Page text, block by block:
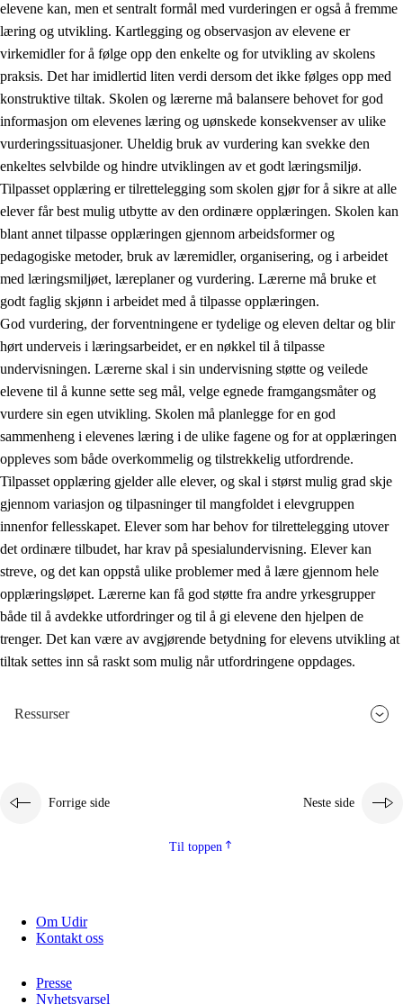
elevene kan, men et sentralt formål med vurderingen er også å fremme
læring og utvikling. Kartlegging og observasjon av elevene er
virkemidler for å følge opp den enkelte og for utvikling av skolens
praksis. Det har imidlertid liten verdi dersom det ikke følges opp med
konstruktive tiltak. Skolen og lærerne må balansere behovet for god
informasjon om elevenes læring og uønskede konsekvenser av ulike
vurderingssituasjoner. Uheldig bruk av vurdering kan svekke den
enkeltes selvbilde og hindre utviklingen av et godt læringsmiljø.
Tilpasset opplæring er tilrettelegging som skolen gjør for å sikre at alle
elever får best mulig utbytte av den ordinære opplæringen. Skolen kan
blant annet tilpasse opplæringen gjennom arbeidsformer og
pedagogiske metoder, bruk av læremidler, organisering, og i arbeidet
med læringsmiljøet, læreplaner og vurdering. Lærerne må bruke et
godt faglig skjønn i arbeidet med å tilpasse opplæringen.
God vurdering, der forventningene er tydelige og eleven deltar og blir
hørt underveis i læringsarbeidet, er en nøkkel til å tilpasse
undervisningen. Lærerne skal i sin undervisning støtte og veilede
elevene til å kunne sette seg mål, velge egnede framgangsmåter og
vurdere sin egen utvikling. Skolen må planlegge for en god
sammenheng i elevenes læring i de ulike fagene og for at opplæringen
oppleves som både overkommelig og tilstrekkelig utfordrende.
Tilpasset opplæring gjelder alle elever, og skal i størst mulig grad skje
gjennom variasjon og tilpasninger til mangfoldet i elevgruppen
innenfor fellesskapet. Elever som har behov for tilrettelegging utover
det ordinære tilbudet, har krav på spesialundervisning. Elever kan
streve, og det kan oppstå ulike problemer med å lære gjennom hele
opplæringsløpet. Lærerne kan få god støtte fra andre yrkesgrupper
både til å avdekke utfordringer og til å gi elevene den hjelpen de
trenger. Det kan være av avgjørende betydning for elevens utvikling at
tiltak settes inn så raskt som mulig når utfordringene oppdages.
Ressurser
Forrige side Neste side
Til toppen
Om Udir
Kontakt oss
Presse
Nyhetsvarsel